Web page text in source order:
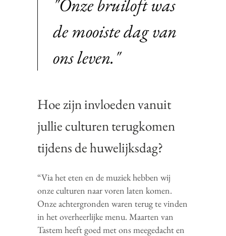
"Onze bruiloft was
de mooiste dag van
ons leven."
Hoe zijn invloeden vanuit
jullie culturen terugkomen
tijdens de huwelijksdag?
“Via het eten en de muziek hebben wij
onze culturen naar voren laten komen.
Onze achtergronden waren terug te vinden
in het overheerlijke menu. Maarten van
Tastem heeft goed met ons meegedacht en